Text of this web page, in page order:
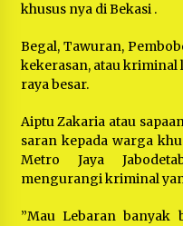
khusus nya di Bekasi .
Begal, Tawuran,
kekerasan, atau
raya besar.
Aiptu Zakaria atau
saran kepada warga
Metro Jaya
mengurangi kriminal
”Mau Lebaran banyak